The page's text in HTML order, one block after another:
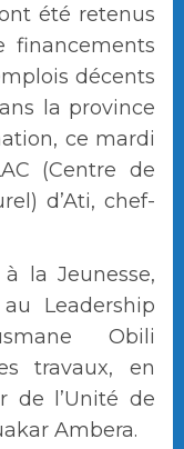
été retenus
financements
décents
la province
ce mardi
(Centre de
d’Ati, chef-
la Jeunesse,
Leadership
Obili
travaux, en
de l’Unité de
Ambera.